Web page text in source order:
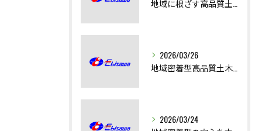
2026/03/26
2026/03/24